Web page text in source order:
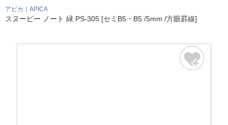
アピカ｜APICA
スヌーピー ノート 緑 PS-305 [セミB5・B5 /5mm /方眼罫線]